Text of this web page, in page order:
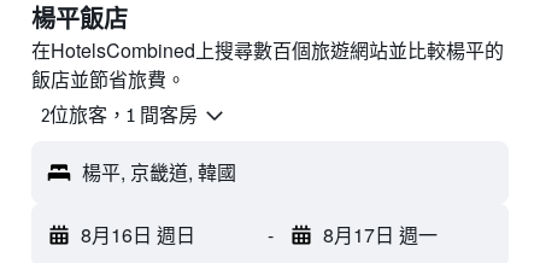
楊平飯店
在HotelsCombined上搜尋數百個旅遊網站並比較楊平的
飯店並節省旅費。
2位旅客，1 間客房
楊平, 京畿道, 韓國
8月16日 週日 - 8月17日 週一